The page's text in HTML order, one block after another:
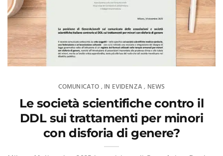
COMUNICATO , IN EVIDENZA , NEWS
Le società scientifiche contro il
DDL sui trattamenti per minori
con disforia di genere?